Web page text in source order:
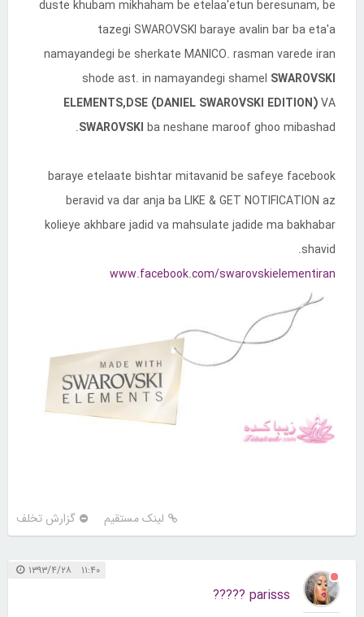
duste khubam mikhaham be etelaa'etun beresunam, be
tazegi SWAROVSKI baraye avalin bar ba eta'a
namayandegi be sherkate MANICO. rasman varede iran
shode ast. in namayandegi shamel SWAROVSKI
ELEMENTS,DSE (DANIEL SWAROVSKI EDITION)VA
SWAROVSKI ba neshane maroof ghoo mibashad.
baraye etelaate bishtar mitavanid be safeye facebook
beravid va dar anja ba LIKE & GET NOTIFICATION az
kolieye akhbare jadid va mahsulate jadide ma bakhabar
shavid.
www.facebook.com/swarovskielementiran
لینک مستقیم گزارش تخلف
۱۱:۴۰ ۱۳۹۳/۴/۲۸
parisss ?????